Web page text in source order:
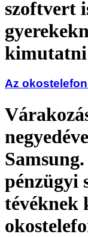
szoftvert
kimutatni
Az
pénzügyi
tévéknek